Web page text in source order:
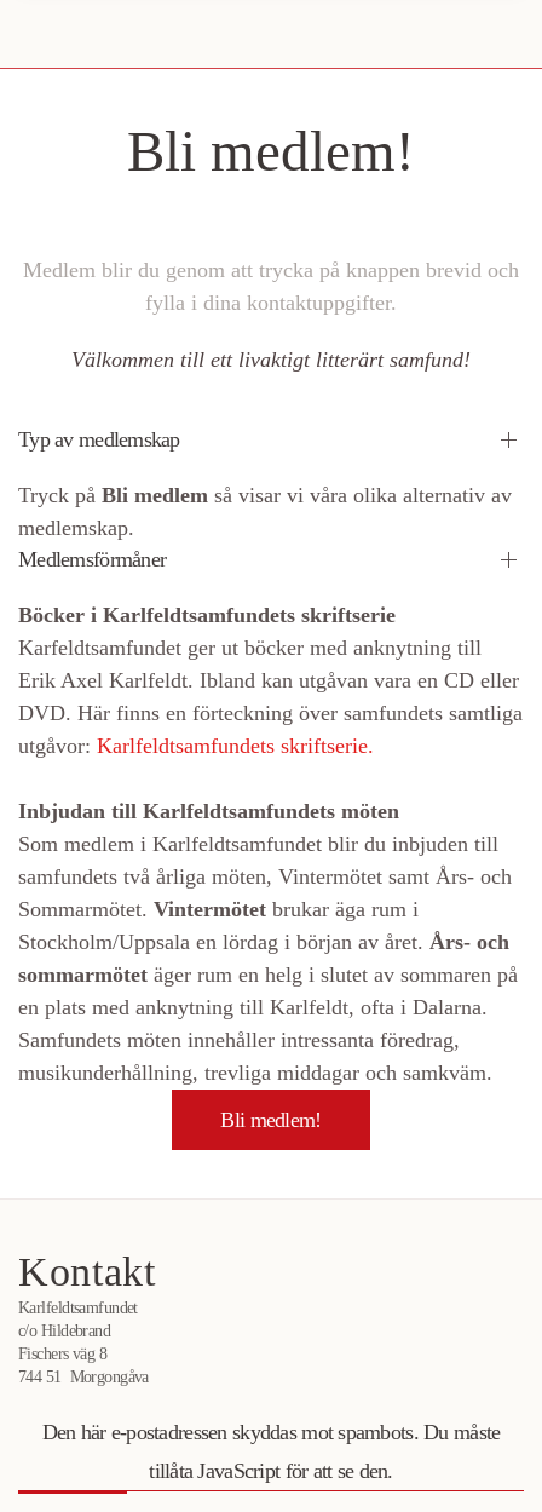
Bli medlem!
Medlem blir du genom att trycka på knappen brevid och
fylla i dina kontaktuppgifter.
Välkommen till ett livaktigt litterärt samfund!
Typ av medlemskap
Tryck på Bli medlem så visar vi våra olika alternativ av
medlemskap.
Medlemsförmåner
Böcker i Karlfeldtsamfundets skriftserie
Karfeldtsamfundet ger ut böcker med anknytning till
Erik Axel Karlfeldt. Ibland kan utgåvan vara en CD eller
DVD. Här finns en förteckning över samfundets samtliga
utgåvor: Karlfeldtsamfundets skriftserie.
Inbjudan till Karlfeldtsamfundets möten
Som medlem i Karlfeldtsamfundet blir du inbjuden till
samfundets två årliga möten, Vintermötet samt Års- och
Sommarmötet. Vintermötet brukar äga rum i
Stockholm/Uppsala en lördag i början av året. Års- och
sommarmötet äger rum en helg i slutet av sommaren på
en plats med anknytning till Karlfeldt, ofta i Dalarna.
Samfundets möten innehåller intressanta föredrag,
musikunderhållning, trevliga middagar och samkväm.
Bli medlem!
Kontakt
Karlfeldtsamfundet
c/o Hildebrand
Fischers väg 8
744 51 Morgongåva
Den här e-postadressen skyddas mot spambots. Du måste
tillåta JavaScript för att se den.